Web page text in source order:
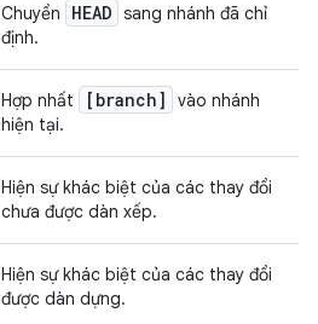
Chuyển HEAD sang nhánh đã chỉ
định.
Hợp nhất [branch]
vào nhánh
hiện tại.
Hiện sự khác biệt của các thay đổi
chưa được dàn xếp.
Hiện sự khác biệt của các thay đổi
được dàn dựng.